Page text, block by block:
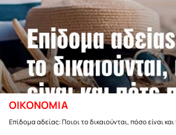
ΟΙΚΟΝΟΜΙΑ
Επίδομα αδείας: Ποιοι το δικαιούνται, πόσο είναι